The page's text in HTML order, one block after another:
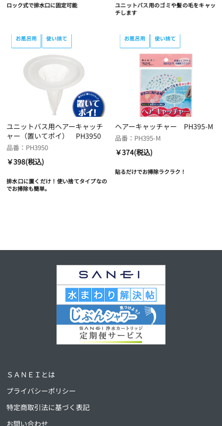
ロック式で排水口に固定可能
ユニットバス用のゴミや髪の毛をキャッ
チします
ユニットバス用ヘアーキャッチ
ャー（置いてポイ） PH3950
品番：PH3950
￥398(税込)
排水口に置くだけ！使い捨てタイプなの
でお掃除も簡単。
ヘアーキャッチャー PH395-M
品番：PH395-M
￥374(税込)
貼るだけでお掃除ラクラク！
ＳＡＮＥＩとは
プライバシーポリシー
特定商取引法に基づく表記
お問い合わせ